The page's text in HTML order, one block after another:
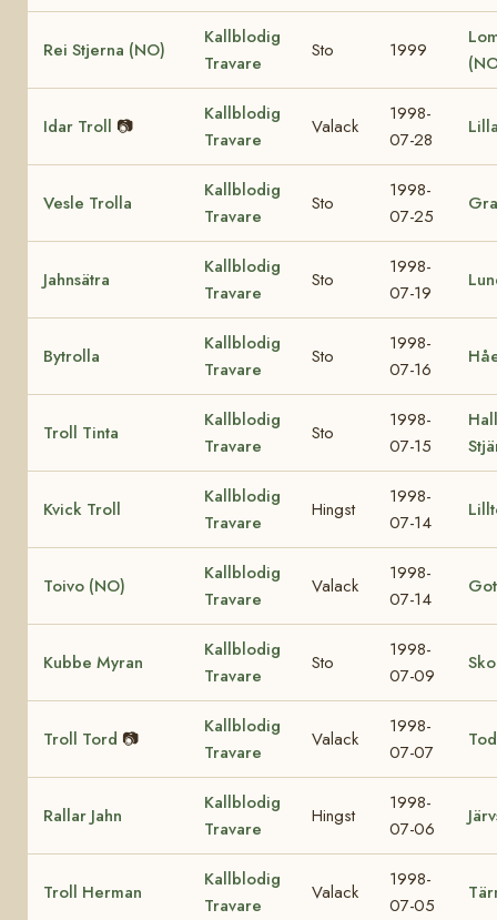
Rei Stjerna (NO)
Kallblodig
Travare
Sto 1999
Idar Troll 📷
Kallblodig
Travare
Valack
1998-
07-28
Vesle Trolla
Kallblodig
Travare
Sto
1998-
07-25
Jahnsätra
Kallblodig
Travare
Sto
1998-
07-19
Bytrolla
Kallblodig
Travare
Sto
1998-
07-16
Troll Tinta
Kallblodig
Travare
Sto
1998-
07-15
Kvick Troll
Kallblodig
Travare
Hingst
1998-
07-14
Toivo (NO)
Kallblodig
Travare
Valack
1998-
07-14
Kubbe Myran
Kallblodig
Travare
Sto
1998-
07-09
Troll Tord 📷
Kallblodig
Travare
Valack
1998-
07-07
Rallar Jahn
Kallblodig
Travare
Hingst
1998-
07-06
Troll Herman
Kallblodig
Travare
Valack
1998-
07-05